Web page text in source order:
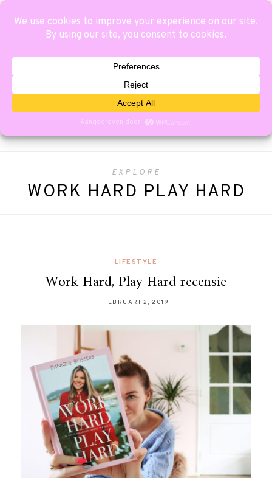
EXPLORE
WORK HARD PLAY HARD
LIFESTYLE
Work Hard, Play Hard recensie
FEBRUARI 2, 2019